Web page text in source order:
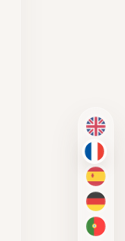
EN
FR
ES
DE
PT-BR